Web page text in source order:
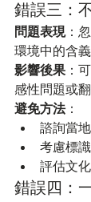
錯誤三：
問題表現：
環境中的含義
影響後果 ：
感性問題或
避免方法：
諮詢當
考慮標
評估文
錯誤四：